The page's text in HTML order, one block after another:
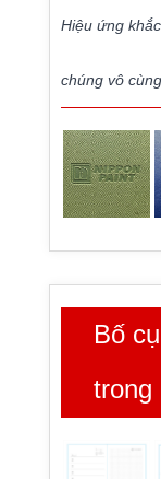
Hiệu ứng
chúng vô
Bố
trong